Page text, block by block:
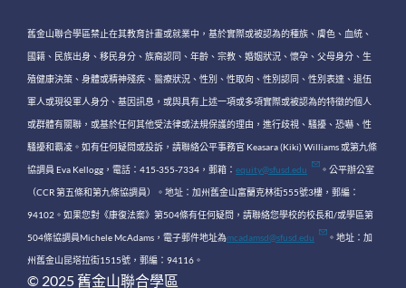
舊金山聯合學區禁止在其教育計畫或就業中，基於實際或被認為的種族、膚色、血統、
國籍、民族出身、移民身分、族裔認同、年齡、宗教、婚姻狀況、懷孕、父母身分、生
殖健康決策、身體或精神殘疾、醫療狀況、性別、性取向、性別認同、性別表達、退伍
軍人或現役軍人身分、基因訊息，或與具有上述一項或多項實際或被認為的特徵的個人
或群體有關聯，或基於任何其他受法律或法規保護的理由，進行歧視、騷擾、恐嚇、性
騷擾和霸凌。如有任何疑問或投訴，請聯絡公平事務官 Keasara (Kiki) Williams 或第九條
協調員 Eva Kellogg，電話：415-355-7334，郵箱： equity@sfusd.edu 。公平辦公室
（CCR 第五條和第九條協調員）。地址：加州舊金山富蘭克林街555號3樓，郵編：
94102。如果您對《康復法案》第504條有任何疑問，請聯絡您學校的校長和/或學區第
504條協調員Michele McAdams，電子郵件地址為mcadamsd@sfusd.edu 。地址：加
州舊金山昆塔拉街1515號，郵編：94116。
© 2025 舊金山聯合學區